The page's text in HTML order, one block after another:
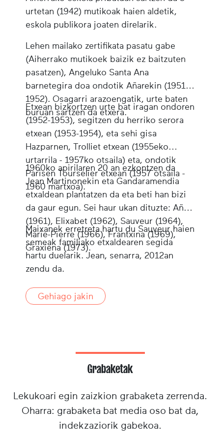
urtetan (1942) mutikoak haien aldetik,
eskola publikora joaten direlarik.
Lehen mailako zertifikata pasatu gabe
(Aiherrako mutikoek baizik ez baitzuten
pasatzen), Angeluko Santa Ana
barnetegira doa ondotik Añarekin (1951-
1952). Osagarri arazoengatik, urte baten
buruan sartzen da etxera.
Etxean bizkortzen urte bat iragan ondoren
(1952-1953), segitzen du herriko serora
etxean (1953-1954), eta sehi gisa
Hazparnen, Trolliet etxean (1955eko
urtarrila - 1957ko otsaila) eta, ondotik
Parisen Tourselier etxean (1957 otsaila -
1960 martxoa).
1960ko apirilaren 20 an ezkontzen da
Jean Martinonekin eta Gandaramendia
etxaldean plantatzen da eta beti han bizi
da gaur egun. Sei haur ukan dituzte: Aña
(1961), Elixabet (1962), Sauveur (1964),
Marie-Pierre (1966), Frantxina (1969),
Graxiena (1973).
Maixanek erretreta hartu du Sauveur haien
semeak familiako etxaldearen segida
hartu duelarik. Jean, senarra, 2012an
zendu da.
Gehiago jakin
Grabaketak
Lekukoari egin zaizkion grabaketa zerrenda.
Oharra: grabaketa bat media oso bat da,
indekzaziorik gabekoa.